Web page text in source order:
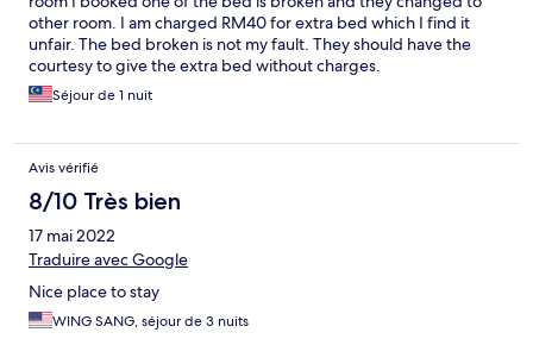
other room. I am charged RM40 for extra bed which I find it
unfair. The bed broken is not my fault. They should have the
courtesy to give the extra bed without charges.
Séjour de 1 nuit
Avis vérifié
8/10 Très bien
17 mai 2022
Traduire avec Google
Nice place to stay
WING SANG, séjour de 3 nuits